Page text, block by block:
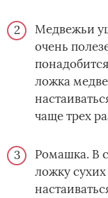
Медвежьи
очень
ложка
чаще трех
Ромашка. В
ложку сухих